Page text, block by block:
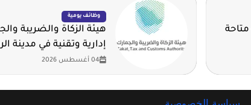
تطرح 14 وظيفة متاحة
وظائف يومية
هيئة الزكاة والضريبة
إدارية وتقنية في مدينة
04 أغسطس 2026